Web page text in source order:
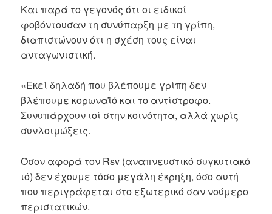
Και παρά το γεγονός ότι οι ειδικοί
φοβόντουσαν τη συνύπαρξη με τη γρίπη,
διαπιστώνουν ότι η σχέση τους είναι
ανταγωνιστική.
«Εκεί δηλαδή που βλέπουμε γρίπη δεν
βλέπουμε κορωναϊό και το αντίστροφο.
Συνυπάρχουν ιοί στην κοινότητα, αλλά χωρίς
συνλοιμώξεις.
Όσον αφορά τον Rsv (αναπνευστικό συγκυτιακό
ιό) δεν έχουμε τόσο μεγάλη έκρηξη, όσο αυτή
που περιγράφεται στο εξωτερικό σαν νούμερο
περιστατικών.